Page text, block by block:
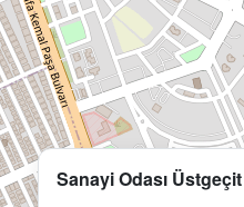
Sanayi Odası Üstgeçit